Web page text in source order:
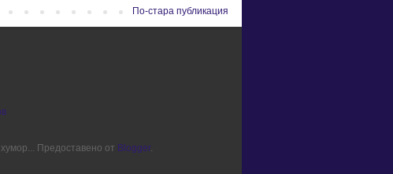
По-стара публикация
Предоставено от Blogger.